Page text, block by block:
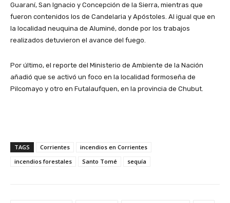
Guaraní, San Ignacio y Concepción de la Sierra, mientras que
fueron contenidos los de Candelaria y Apóstoles. Al igual que en
la localidad neuquina de Aluminé, donde por los trabajos
realizados detuvieron el avance del fuego.
Por último, el reporte del Ministerio de Ambiente de la Nación
añadió que se activó un foco en la localidad formoseña de
Pilcomayo y otro en Futalaufquen, en la provincia de Chubut.
TAGS Corrientes
incendios en Corrientes
incendios forestales
Santo Tomé sequía